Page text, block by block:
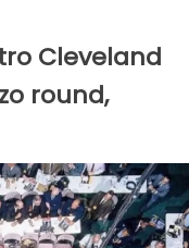
Cleveland
round,